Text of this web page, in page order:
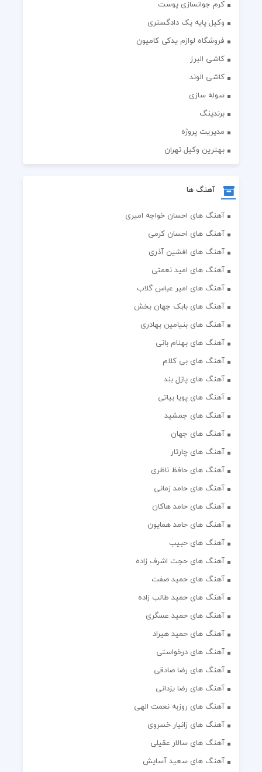
کرم جوانسازی پوست
وکیل پایه یک دادگستری
فروشگاه لوازم یدکی کامیون
کاشی البرز
کاشی الوند
سوله سازی
برندینگ
مدیریت پروژه
بهترین وکیل تهران
آهنگ ها
آهنگ های احسان خواجه امیری
آهنگ های احسان کرمی
آهنگ های افشین آذری
آهنگ های امید نعمتی
آهنگ های امیر عباس گلاب
آهنگ های بابک جهان بخش
آهنگ های بنیامین بهادری
آهنگ های بهنام بانی
آهنگ های بی کلام
آهنگ های پازل بند
آهنگ های پویا بیاتی
آهنگ های جمشید
آهنگ های جهان
آهنگ های چارتار
آهنگ های حافظ ناظری
آهنگ های حامد زمانی
آهنگ های حامد هاکان
آهنگ های حامد همایون
آهنگ های حبیب
آهنگ های حجت اشرف زاده
آهنگ های حمید صفت
آهنگ های حمید طالب زاده
آهنگ های حمید عسگری
آهنگ های حمید هیراد
آهنگ های درخواستی
آهنگ های رضا صادقی
آهنگ های رضا یزدانی
آهنگ های روزبه نعمت الهی
آهنگ های زانیار خسروی
آهنگ های سالار عقیلی
آهنگ های سعید آسایش